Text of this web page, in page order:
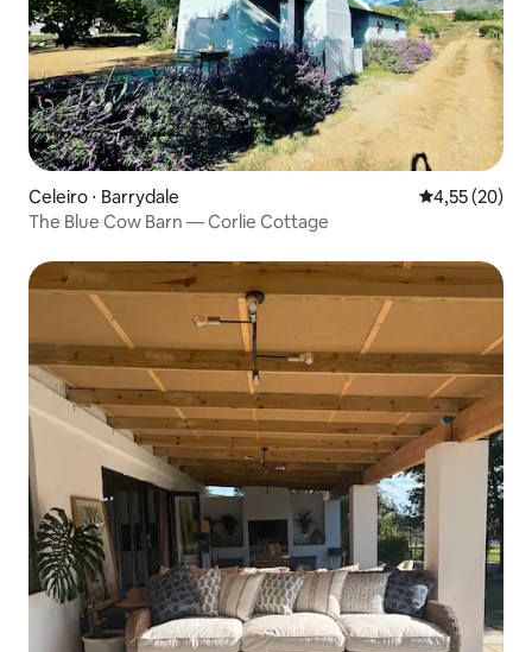
Celeiro ⋅ Barrydale 4,55 de uma
4,55 (20)
The Blue Cow Barn — Corlie Cottage